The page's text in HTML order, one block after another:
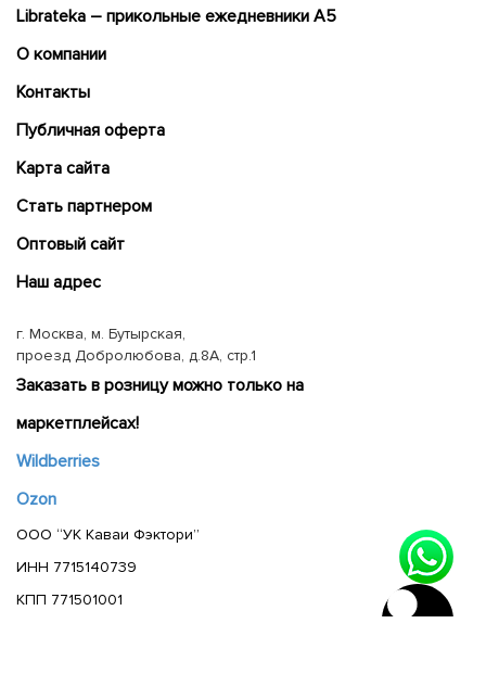
Librateka – прикольные ежедневники А5
О компании
Контакты
Публичная оферта
Карта сайта
Cтать партнером
Оптовый сайт
Наш адрес
г. Москва, м. Бутырская,
проезд Добролюбова, д.8А, стр.1
Заказать в розницу можно только на
маркетплейсах!
Wildberries
Ozon
ООО “УК Каваи Фэктори”
ИНН 7715140739
КПП 771501001